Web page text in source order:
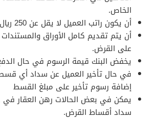
الخاص.
أن يكون راتب العميل لا يقل عن 250 ريال عماني شهريًا.
أن يتم تقديم كامل الأوراق
على القرض.
يخفض البنك قيمة الرسوم في حال
في حال تأخير العميل عن سداد أي
إضافة رسوم تأخير على مبلغ القسط
يمكن في بعض الحالات رهن العقار​ في
سداد أقساط القرض.